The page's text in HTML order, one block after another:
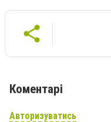
Коментарі
Авторизуватись